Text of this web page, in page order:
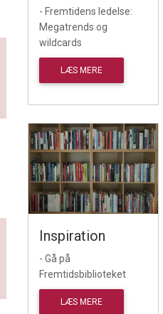
- Fremtidens ledelse:
Megatrends og
wildcards
LÆS MERE
Inspiration
- Gå på
Fremtidsbiblioteket
LÆS MERE